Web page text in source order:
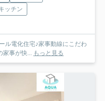
ッチン
ル電化住宅♪家事動線にこだわ
事が快...
もっと見る